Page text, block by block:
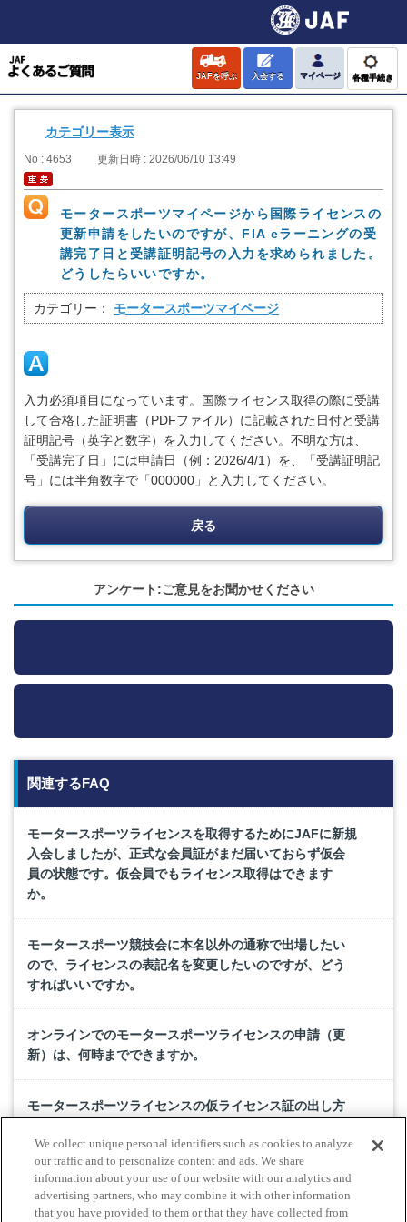
JAFを呼ぶ 入会する マイページ 各種手続き
カテゴリー表示
No : 4653 更新日時 : 2026/06/10 13:49
モータースポーツマイページから国際ライセンスの
更新申請をしたいのですが、FIA eラーニングの受
講完了日と受講証明記号の入力を求められました。
どうしたらいいですか。
カテゴリー： モータースポーツマイページ
入力必須項目になっています。国際ライセンス取得の際に受講
して合格した証明書（PDFファイル）に記載された日付と受講
証明記号（英字と数字）を入力してください。不明な方は、
「受講完了日」には申請日（例：2026/4/1）を、「受講証明記
号」には半角数字で「000000」と入力してください。
戻る
アンケート:ご意見をお聞かせください
関連するFAQ
モータースポーツライセンスを取得するためにJAFに新規
入会しましたが、正式な会員証がまだ届いておらず仮会
員の状態です。仮会員でもライセンス取得はできます
か。
モータースポーツ競技会に本名以外の通称で出場したい
ので、ライセンスの表記名を変更したいのですが、どう
すればいいですか。
オンラインでのモータースポーツライセンスの申請（更
新）は、何時までできますか。
モータースポーツライセンスの仮ライセンス証の出し方
モータースポーツライセンスのデジタル表示やWebライ
センス証の発行は可能ですか。
We collect unique personal identifiers such as cookies to analyze
our traffic and to personalize content and ads. We share
information about your use of our website with our analytics and
advertising partners, who may combine it with other information
that you have provided to them or that they have collected from